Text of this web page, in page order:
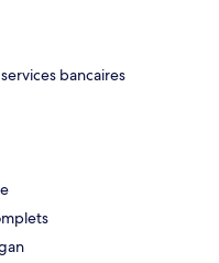
bancaires